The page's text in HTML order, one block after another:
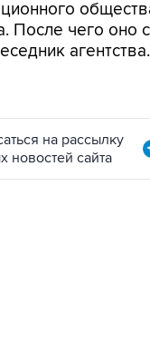
После чего оно
агентства.
на рассылку
новостей сайта